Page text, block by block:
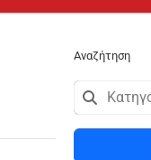
Αναζήτηση